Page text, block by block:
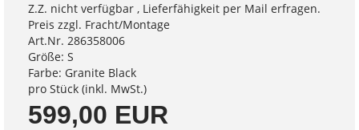
Z.Z. nicht verfügbar , Lieferfähigkeit per Mail erfragen.
Preis zzgl. Fracht/Montage
Art.Nr. 286358006
Größe: S
Farbe: Granite Black
pro Stück (inkl. MwSt.)
599,00 EUR